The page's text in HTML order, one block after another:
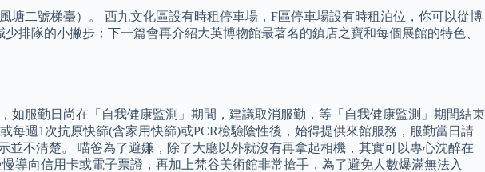
二號梯臺）。 西九文化區設有時租停車場，F區停車場設有時租泊位，你可以從博
排隊的小撇步；下一篇會再介紹大英博物館最著名的鎮店之寶和每個展館的特色、
服勤日尚在「自我健康監測」期間，建議取消服勤，等「自我健康監測」期間結束
週1次抗原快篩(含家用快篩)或PCR檢驗陰性後，始得提供來館服務，服勤當日請
不清楚。 喵爸為了避嫌，除了大廳以外就沒有再拿起相機，其實可以專心沈醉在
導向信用卡或電子票證，再加上梵谷美術館非常搶手，為了避免人數爆滿無法入